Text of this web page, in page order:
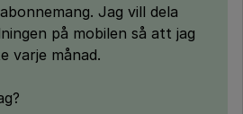
Jag vill dela
på mobilen så att jag
varje månad.